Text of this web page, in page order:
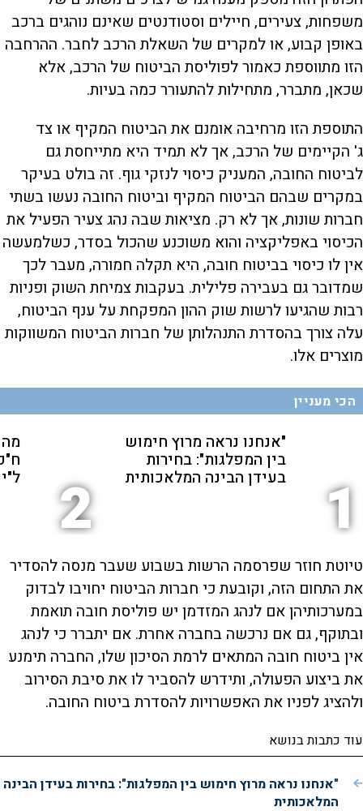
משפחות, צעירים, חיילים וסטודנטים שאינם נוהגים ברכב
באופן קבוע, או למקרים של השאלת הרכב לחבר. ההרחבה
הזו מתווספת כאמור לפוליסת הביטוח של הרכב, אלא
שכאן, מתברר, מתחילות להתעורר כמה בעיות.
התוספת הזו מרחיבה אומנם את הביטוח המקיף או צד
ג' הקיימים של הרכב, אך לא תמיד היא מתייחסת גם
לביטוח החובה, המעניק כיסוי לנזקי גוף. זה בולט בעיקר
במקרים שבהם הביטוח המקיף וביטוח החובה נעשו בשתי
חברות שונות, אך לא רק. מציאות שבה נהג צעיר הפעיל את
הכיסוי באפליקציה והוא משוכנע שהכול בסדר, כשלמעשה
אין לו כיסוי בביטוח חובה, היא תקלה חמורה, מעבר לכך
שמדובר גם בעבירה פלילית. בעקבות צמיחת השוק ופניות
רבות שהגיעו לרשות שוק ההון המפקחת על ענף הביטוח,
עלה צורך בהסדרת התנהלותן של חברות הביטוח המשווקות
מוצרים אלו.
הכי מעניין
1
"אנחנו נראה מרוץ חימוש
בין המפלגות": בחירות
בעידן הבינה המלאכותית 2
טיוטת חוזר שפרסמה הרשות בשבוע שעבר מנסה להסדיר
את התחום הזה, וקובעת כי חברות הביטוח יחויבו לבדוק
במערכותיהן אם לנהג המזדמן יש פוליסת חובה תואמת
ובתוקף, גם אם נרכשה בחברה אחרת. אם יתברר כי לנהג
אין ביטוח חובה המתאים לרמת הסיכון שלו, החברה תימנע
את ביצוע הפעולה, ותידרש להסביר לו את סיבת הסירוב
ולהציג לפניו את האפשרויות להסדרת ביטוח החובה.
עוד כתבות בנושא
"אנחנו נראה מרוץ חימוש בין המפלגות": בחירות בעידן הבינה
המלאכותית